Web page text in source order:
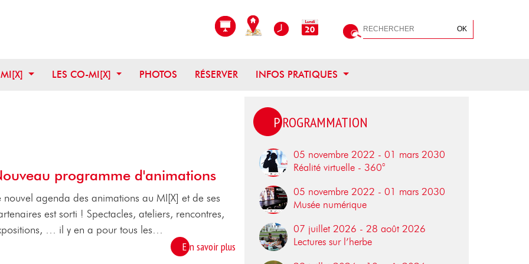
Rechercher
OK
MI[X] OUVRIR CE MENU
LES CO-MI[X] OUVRIR CE MENU
PHOTOS RÉSERVER INFOS PRATIQUES OUVRIR CE MENU
programme d'animations
nouvel agenda des animations au MI[X] et de ses
est sorti ! Spectacles, ateliers, rencontres,
… il y en a pour tous les…
En savoir plus
PROGRAMMATION
05 novembre 2022 - 01 mars 2030
Réalité virtuelle - 360°
05 novembre 2022 - 01 mars 2030
Musée numérique
07 juillet 2026 - 28 août 2026
Lectures sur l’herbe